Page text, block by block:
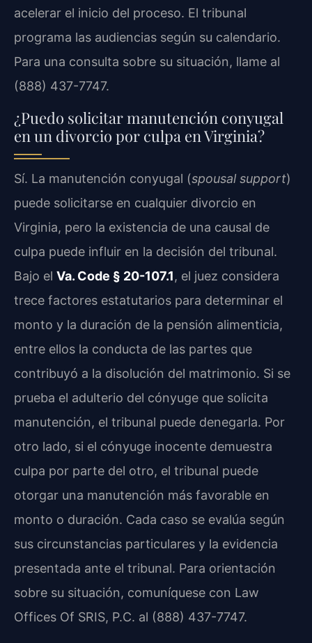
acelerar el inicio del proceso. El tribunal
programa las audiencias según su calendario.
Para una consulta sobre su situación, llame al
(888) 437-7747.
¿Puedo solicitar manutención conyugal
en un divorcio por culpa en Virginia?
Sí. La manutención conyugal (spousal support)
puede solicitarse en cualquier divorcio en
Virginia, pero la existencia de una causal de
culpa puede influir en la decisión del tribunal.
Bajo el Va. Code § 20-107.1, el juez considera
trece factores estatutarios para determinar el
monto y la duración de la pensión alimenticia,
entre ellos la conducta de las partes que
contribuyó a la disolución del matrimonio. Si se
prueba el adulterio del cónyuge que solicita
manutención, el tribunal puede denegarla. Por
otro lado, si el cónyuge inocente demuestra
culpa por parte del otro, el tribunal puede
otorgar una manutención más favorable en
monto o duración. Cada caso se evalúa según
sus circunstancias particulares y la evidencia
presentada ante el tribunal. Para orientación
sobre su situación, comuníquese con Law
Offices Of SRIS, P.C. al (888) 437-7747.